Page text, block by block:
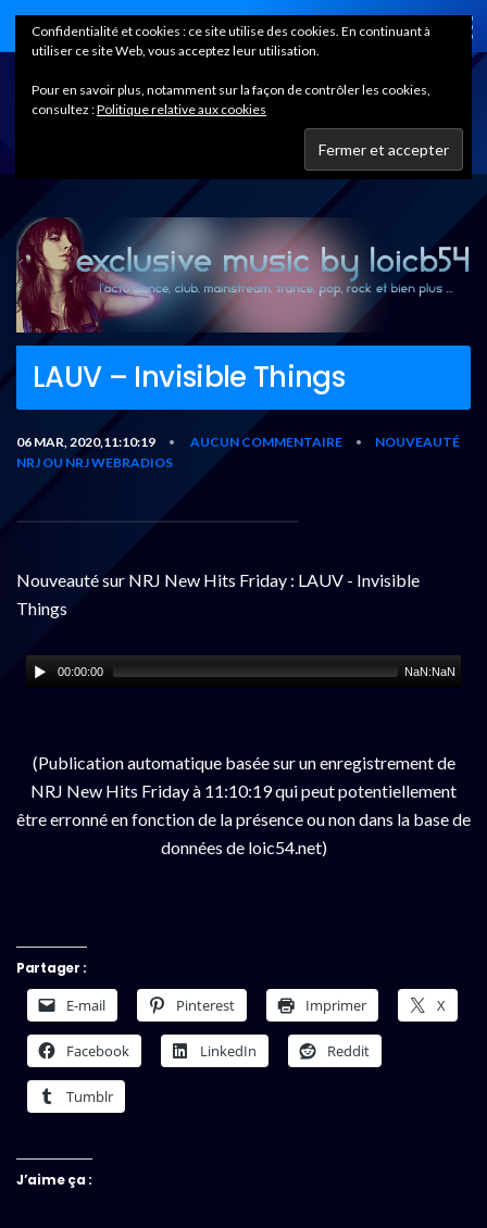
Home
LAUV – Invisible Things
06 MAR, 2020,11:10:19 • AUCUN COMMENTAIRE •
NOUVEAUTÉ
NRJ OU NRJ WEBRADIOS
Nouveauté sur NRJ New Hits Friday : LAUV - Invisible
Things
00:00:00 NaN:NaN
(Publication automatique basée sur un enregistrement de
NRJ New Hits Friday à 11:10:19 qui peut potentiellement
être erronné en fonction de la présence ou non dans la base de
données de loic54.net)
Partager :
E-mail Pinterest Imprimer X
Facebook LinkedIn Reddit
Tumblr
J’aime ça :
Confidentialité et cookies : ce site utilise des cookies. En continuant à
utiliser ce site Web, vous acceptez leur utilisation.
Pour en savoir plus, notamment sur la façon de contrôler les cookies,
consultez :Politique relative aux cookies